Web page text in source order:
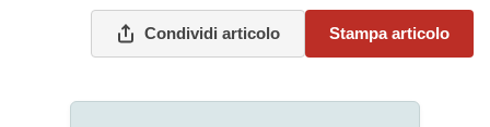
Condividi articolo Stampa articolo